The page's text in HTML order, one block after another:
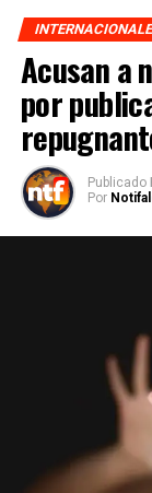
Acusan a
por
Publicado
Por